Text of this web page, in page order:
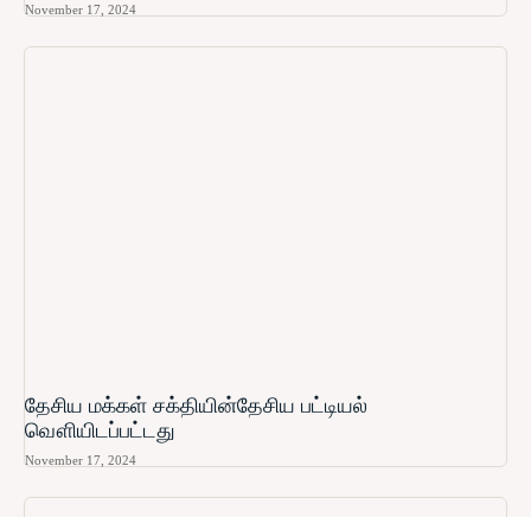
November 17, 2024
தேசிய மக்கள் சக்தியின்தேசிய பட்டியல்
வௌியிடப்பட்டது
November 17, 2024